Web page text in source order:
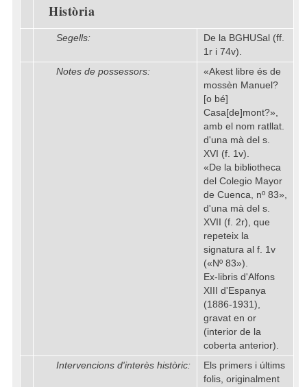
Història
Segells:
De la BGHUSal (ff.
1r i 74v).
Notes de possessors:
«Akest libre és de
mossèn Manuel?
[o bé]
Casa[de]mont?»,
amb el nom ratllat.
d'una mà del s.
XVI (f. 1v).
«De la bibliotheca
del Colegio Mayor
de Cuenca, nº 83»,
d'una mà del s.
XVII (f. 2r), que
repeteix la
signatura al f. 1v
(«Nº 83»).
Ex-libris d'Alfons
XIII d'Espanya
(1886-1931),
gravat en or
(interior de la
coberta anterior).
Intervencions d'interès històric:
Els primers i últims
folis, originalment